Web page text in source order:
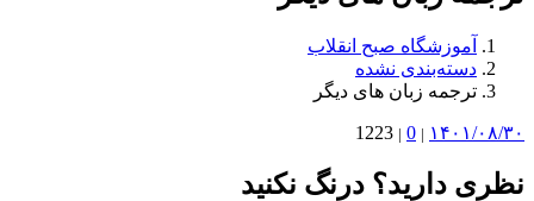
آموزشگاه صبح انقلاب
دسته‌بندی نشده
ترجمه زبان های دیگر
۱۴۰۱/۰۸/۳۰ |
0
|
1223
نظری دارید؟ درنگ نکنید